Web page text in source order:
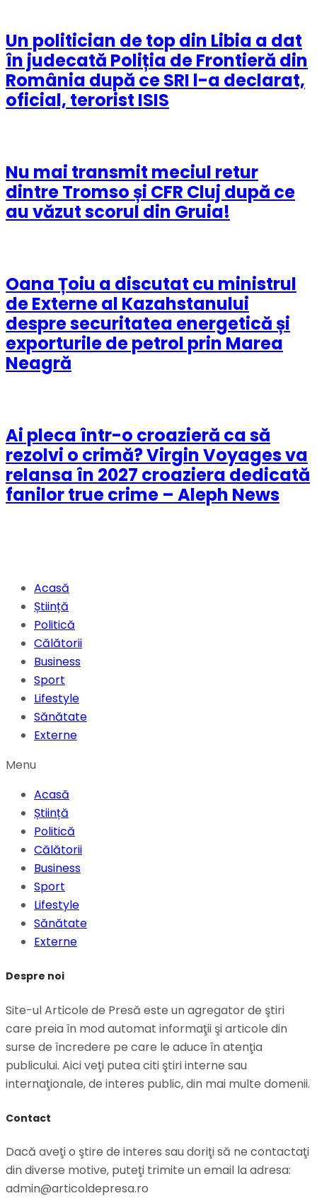
Un politician de top din Libia a dat
în judecată Poliția de Frontieră din
România după ce SRI l-a declarat,
oficial, terorist ISIS
Nu mai transmit meciul retur
dintre Tromso și CFR Cluj după ce
au văzut scorul din Gruia!
Oana Țoiu a discutat cu ministrul
de Externe al Kazahstanului
despre securitatea energetică și
exporturile de petrol prin Marea
Neagră
Ai pleca într-o croazieră ca să
rezolvi o crimă? Virgin Voyages va
relansa în 2027 croaziera dedicată
fanilor true crime – Aleph News
Acasă
Știință
Politică
Călătorii
Business
Sport
Lifestyle
Sănătate
Externe
Menu
Acasă
Știință
Politică
Călătorii
Business
Sport
Lifestyle
Sănătate
Externe
Despre noi
Site-ul Articole de Presă este un agregator de ştiri
care preia în mod automat informaţii şi articole din
surse de încredere pe care le aduce în atenţia
publicului. Aici veţi putea citi ştiri interne sau
internaţionale, de interes public, din mai multe domenii.
Contact
Dacă aveţi o ştire de interes sau doriţi să ne contactaţi
din diverse motive, puteţi trimite un email la adresa:
admin@articoldepresa.ro